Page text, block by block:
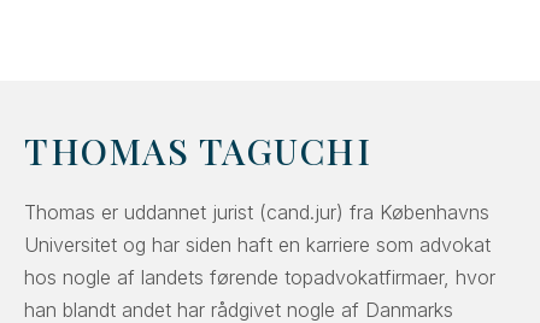
THOMAS TAGUCHI
Thomas er uddannet jurist (cand.jur) fra Københavns
Universitet og har siden haft en karriere som advokat
hos nogle af landets førende topadvokatfirmaer, hvor
han blandt andet har rådgivet nogle af Danmarks